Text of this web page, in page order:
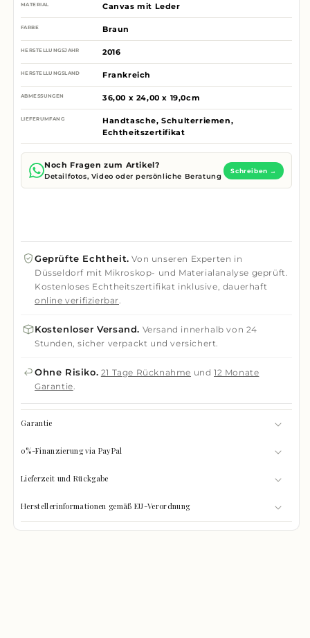
MATERIAL Canvas mit Leder
FARBE Braun
HERSTELLUNGSJAHR 2016
HERSTELLUNGSLAND Frankreich
ABMESSUNGEN 36,00 x 24,00 x 19,0cm
LIEFERUMFANG
Handtasche, Schulterriemen,
Echtheitszertifikat
Noch Fragen zum Artikel?
Detailfotos, Video oder persönliche Beratung
Schreiben →
Geprüfte Echtheit. Von unseren Experten in
Düsseldorf mit Mikroskop- und Materialanalyse geprüft.
Kostenloses Echtheitszertifikat inklusive, dauerhaft
online verifizierbar.
Kostenloser Versand. Versand innerhalb von 24
Stunden, sicher verpackt und versichert.
Ohne Risiko. 21 Tage Rücknahme und12 Monate
Garantie.
Garantie
0%-Finanzierung via PayPal
Lieferzeit und Rückgabe
Herstellerinformationen gemäß EU-Verordnung